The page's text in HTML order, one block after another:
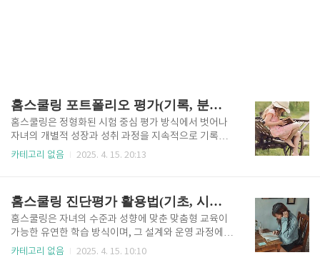
홈스쿨링 포트폴리오 평가(기록, 분석, 성과)
홈스쿨링은 정형화된 시험 중심 평가 방식에서 벗어나
자녀의 개별적 성장과 성취 과정을 지속적으로 기록하
고 성찰하는 대안적 평가 방법이 요구되며, 그중 포트폴
습 과정에서 수행한 다양한 활동을 기록하고, 그 안에
담긴 학습 의도와 사고 과정을 분석하며, 이를 바탕으로
실제 성과를 확인하고 성장의 방향을 재설정하는 종합
적 평가 방식입니다. 홈스쿨링은 자녀 중심의 자율 교육
이라는 특징을 갖고 있기 때문에 포트폴리오 평가를 통
카테고리 없음 2025. 4. 15. 20:13
홈스쿨링 진단평가 활용법(기초, 시작, 경향)
홈스쿨링은 자녀의 수준과 성향에 맞춘 맞춤형 교육이
가능한 유연한 학습 방식이며, 그 설계와 운영 과정에서
진단평가는 가장 기초적이면서도 핵심적인 역할을 수
카테고리 없음 2025. 4. 15. 10:10